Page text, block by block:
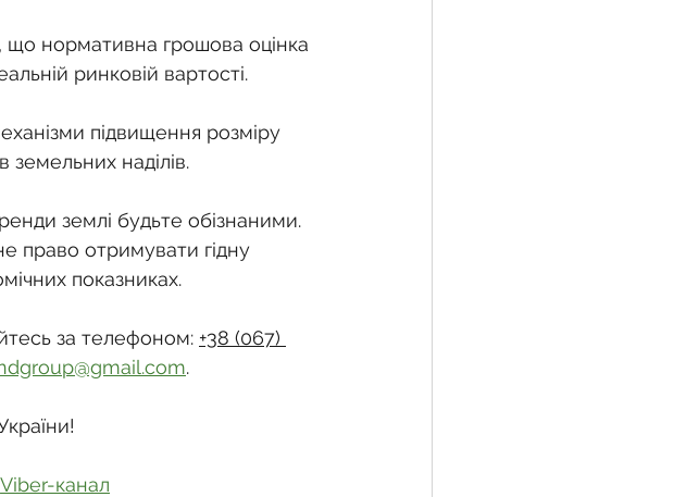
що нормативна грошова оцінка
ринковій вартості.
підвищення розміру
земельних наділів.
землі будьте обізнаними.
право отримувати гідну
показниках.
за телефоном: +38 (067)
.
Viber-канал